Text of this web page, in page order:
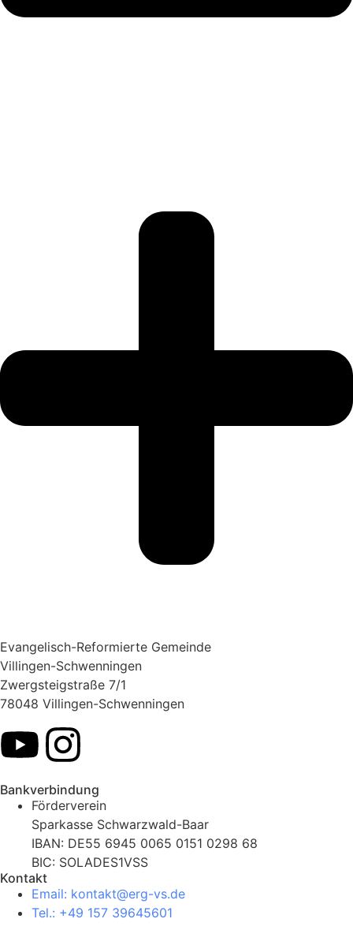
Evangelisch-Reformierte Gemeinde
Villingen-Schwenningen
Zwergsteigstraße 7/1
78048 Villingen-Schwenningen
Bankverbindung
Förderverein
Sparkasse Schwarzwald-Baar
IBAN: DE55 6945 0065 0151 0298 68
BIC: SOLADES1VSS
Kontakt
Email: kontakt@erg-vs.de
Tel.: +49 157 39645601